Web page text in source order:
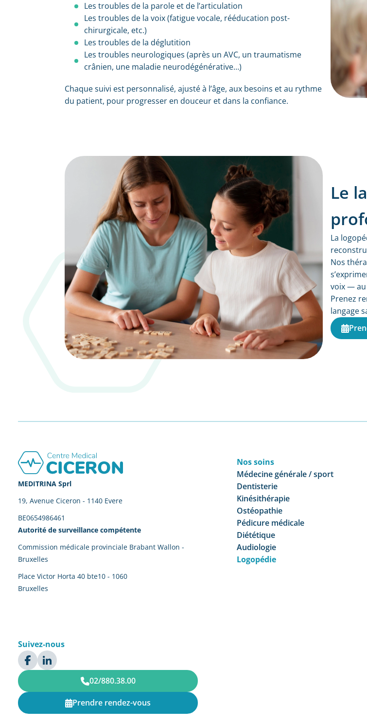
Les troubles de la parole et de l’articulation
Les troubles de la voix (fatigue vocale, rééducation post-
chirurgicale, etc.)
Les troubles de la déglutition
Les troubles neurologiques (après un AVC, un traumatisme
crânien, une maladie neurodégénérative…)
Chaque suivi est personnalisé, ajusté à l’âge, aux besoins et au rythme
du patient, pour progresser en douceur et dans la confiance.
Le
La
Nos
voix — au
Prenez
langage
Footer
MEDITRINA Sprl
19, Avenue Ciceron - 1140 Evere
BE0654986461
Autorité de surveillance compétente
Commission médicale provinciale Brabant Wallon -
Bruxelles
Place Victor Horta 40 bte10 - 1060
Bruxelles
Nos soins
Médecine générale / sport
Dentisterie
Kinésithérapie
Ostéopathie
Pédicure médicale
Diététique
Audiologie
Logopédie
Suivez-nous
02/880.38.00
Prendre rendez-vous